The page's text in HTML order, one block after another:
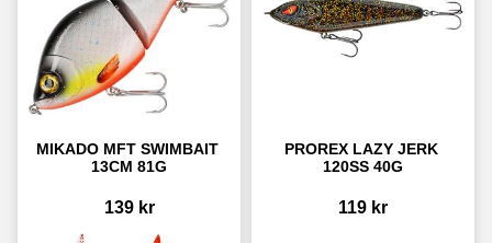
MIKADO MFT SWIMBAIT
13CM 81G
139kr
PROREX LAZY JERK
120SS 40G
119 kr